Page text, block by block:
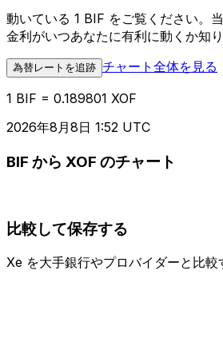
動いている 1 BIF をご覧ください。
金利がいつあなたに有利に動くか知
為替レートを追跡 チャート全体を見る
1 BIF = 0.189801 XOF
2026年8月8日 1:52 UTC
BIF から XOF のチャート
比較して保存する
Xe を大手銀行やプロバイダーと比